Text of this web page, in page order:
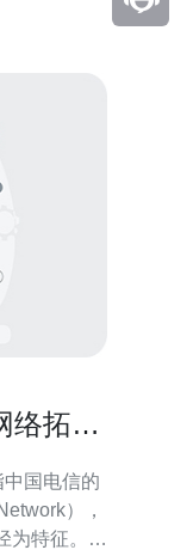
络拓扑
国电信的
），
特征。